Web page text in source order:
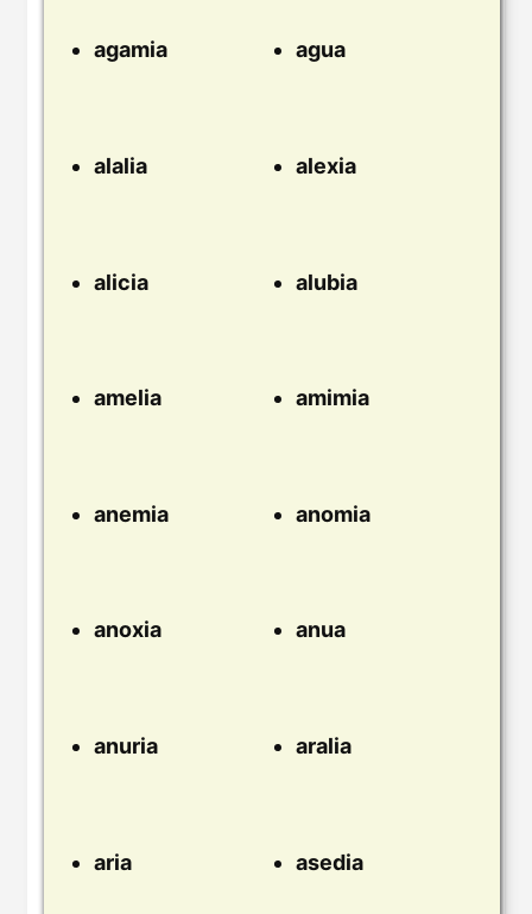
agamia agua
alalia alexia
alicia alubia
amelia amimia
anemia anomia
anoxia anua
anuria aralia
aria asedia